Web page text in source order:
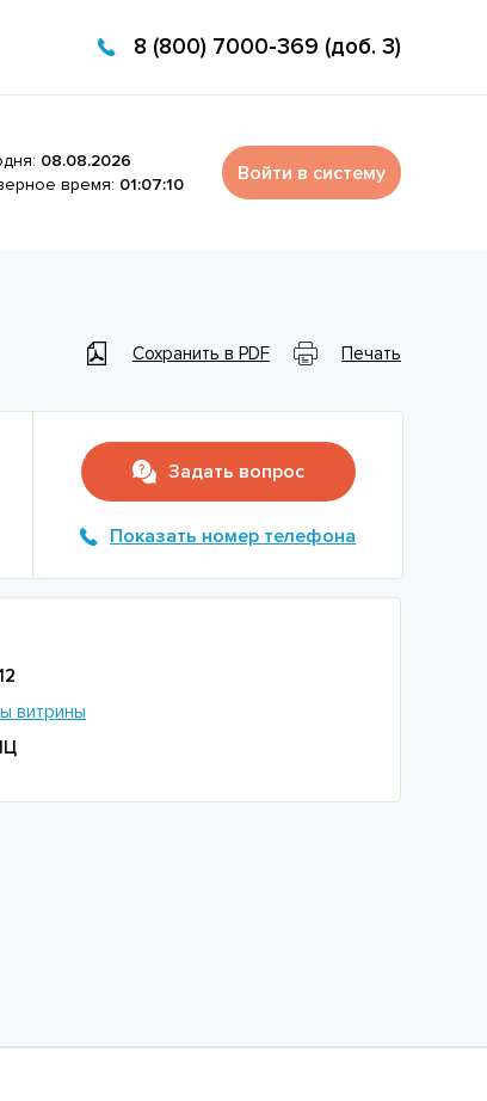
8 (800) 7000-369 (доб. 3)
08.08.2026
время: 01:07:10 Войти в систему
Сохранить в PDF Печать
Задать вопрос
Показать номер телефона
витрины